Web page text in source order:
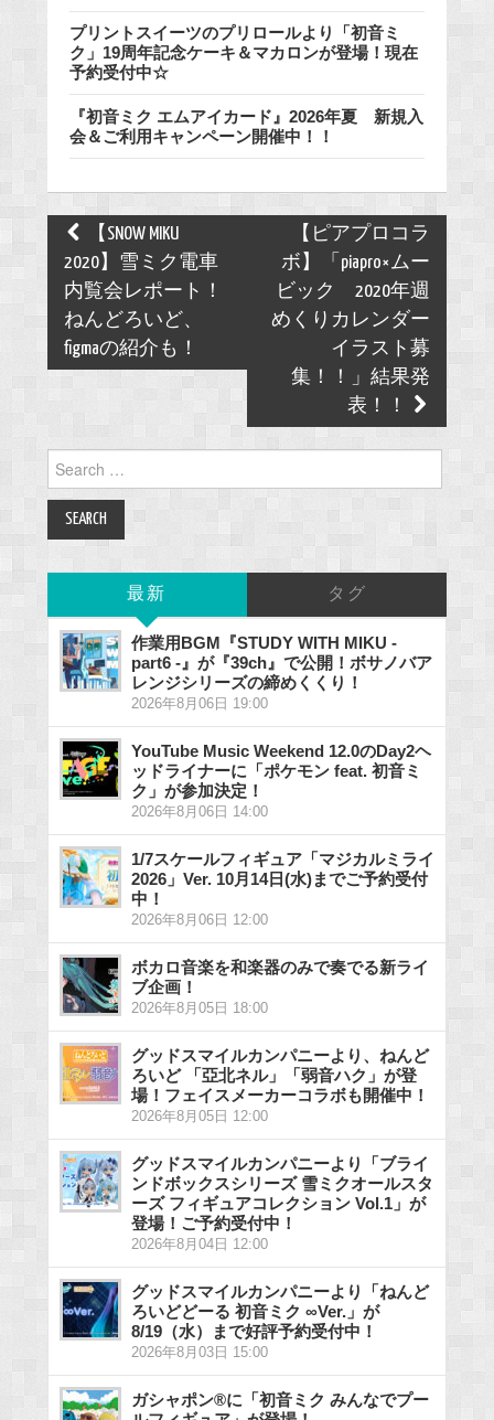
プリントスイーツのプリロールより「初音ミ
ク」19周年記念ケーキ＆マカロンが登場！現在
予約受付中☆
『初音ミク エムアイカード』2026年夏 新規入
会＆ご利用キャンペーン開催中！！
Post
navigation
【SNOW MIKU
2020】雪ミク電車
内覧会レポート！
ねんどろいど、
figmaの紹介も！
【ピアプロコラ
ボ】「piapro×ムー
ビック 2020年週
めくりカレンダー
イラスト募
集！！」結果発
表！！
Search
for:
最新 タグ
作業用BGM『STUDY WITH MIKU -
part6 -』が『39ch』で公開！ボサノバア
レンジシリーズの締めくくり！
2026年8月06日 19:00
YouTube Music Weekend 12.0のDay2ヘ
ッドライナーに「ポケモン feat. 初音ミ
ク」が参加決定！
2026年8月06日 14:00
1/7スケールフィギュア「マジカルミライ
2026」Ver. 10月14日(水)までご予約受付
中！
2026年8月06日 12:00
ボカロ音楽を和楽器のみで奏でる新ライ
ブ企画！
2026年8月05日 18:00
グッドスマイルカンパニーより、ねんど
ろいど 「亞北ネル」「弱音ハク」が登
場！フェイスメーカーコラボも開催中！
2026年8月05日 12:00
グッドスマイルカンパニーより「ブライ
ンドボックスシリーズ 雪ミクオールスタ
ーズ フィギュアコレクション Vol.1」が
登場！ご予約受付中！
2026年8月04日 12:00
グッドスマイルカンパニーより「ねんど
ろいどどーる 初音ミク ∞Ver.」が
8/19（水）まで好評予約受付中！
2026年8月03日 15:00
ガシャポン®に「初音ミク みんなでプー